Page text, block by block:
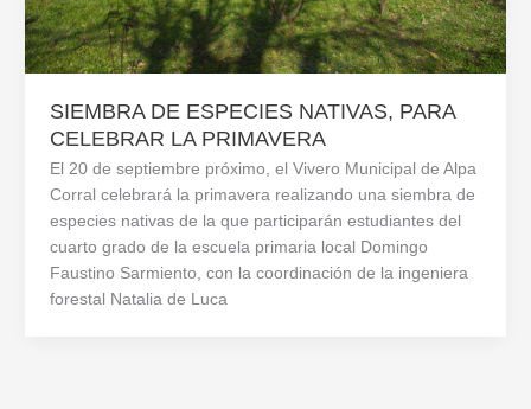
SIEMBRA DE ESPECIES NATIVAS, PARA
CELEBRAR LA PRIMAVERA
El 20 de septiembre próximo, el Vivero Municipal de Alpa
Corral celebrará la primavera realizando una siembra de
especies nativas de la que participarán estudiantes del
cuarto grado de la escuela primaria local Domingo
Faustino Sarmiento, con la coordinación de la ingeniera
forestal Natalia de Luca